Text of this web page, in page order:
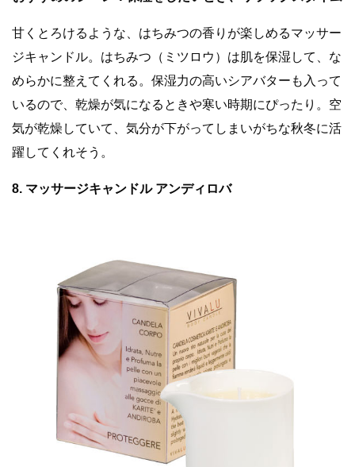
甘くとろけるような、はちみつの香りが楽しめるマッサー
ジキャンドル。はちみつ（ミツロウ）は肌を保湿して、な
めらかに整えてくれる。保湿力の高いシアバターも入って
いるので、乾燥が気になるときや寒い時期にぴったり。空
気が乾燥していて、気分が下がってしまいがちな秋冬に活
躍してくれそう。
8. マッサージキャンドル アンディロバ